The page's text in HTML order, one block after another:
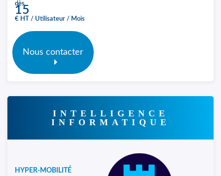
dès
15
€ HT / Utilisateur / Mois
Nous contacter
INTELLIGENCE
INFORMATIQUE
HYPER-MOBILITÉ